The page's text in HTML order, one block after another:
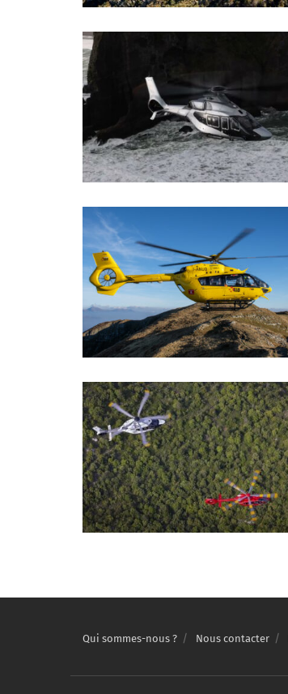
Qui sommes-nous ? Nous contacter